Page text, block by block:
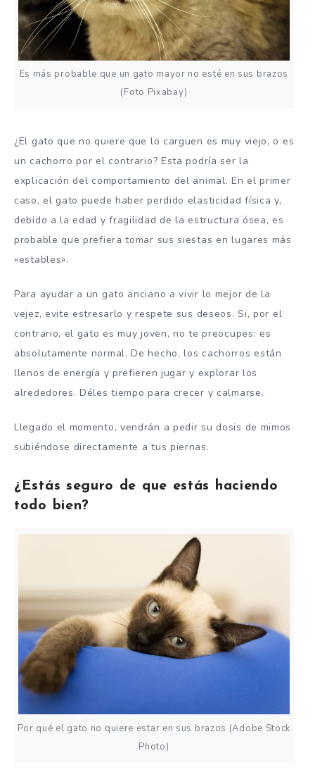
Es más probable que un gato mayor no esté en sus brazos
(Foto Pixabay)
¿El gato que no quiere que lo carguen es muy viejo, o es
un cachorro por el contrario? Esta podría ser la
explicación del comportamiento del animal. En el primer
caso, el gato puede haber perdido elasticidad física y,
debido a la edad y fragilidad de la estructura ósea, es
probable que prefiera tomar sus siestas en lugares más
«estables».
Para ayudar a un gato anciano a vivir lo mejor de la
vejez, evite estresarlo y respete sus deseos. Si, por el
contrario, el gato es muy joven, no te preocupes: es
absolutamente normal. De hecho, los cachorros están
llenos de energía y prefieren jugar y explorar los
alrededores. Déles tiempo para crecer y calmarse.
Llegado el momento, vendrán a pedir su dosis de mimos
subiéndose directamente a tus piernas.
¿Estás seguro de que estás haciendo
todo bien?
Por qué el gato no quiere estar en sus brazos (Adobe Stock
Photo)